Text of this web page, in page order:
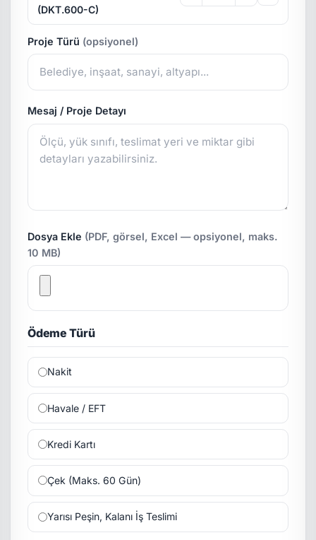
(DKT.600-C)
Proje Türü (opsiyonel)
Mesaj / Proje Detayı
Dosya Ekle (PDF, görsel, Excel — opsiyonel, maks.
10 MB)
Ödeme Türü
Nakit
Havale / EFT
Kredi Kartı
Çek (Maks. 60 Gün)
Yarısı Peşin, Kalanı İş Teslimi